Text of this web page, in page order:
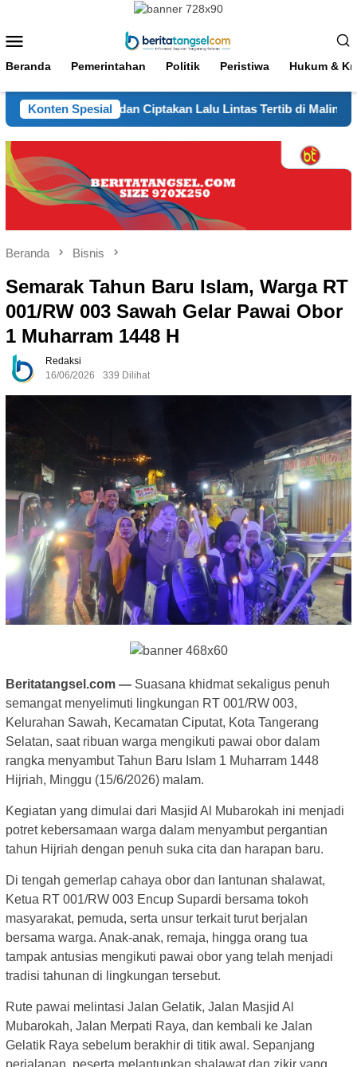
konten
Mobile
Beranda Pemerintahan Politik Peristiwa Hukum &
Konten Spesial
dan Ciptakan Lalu Lintas Tertib di Malinau
Beranda Bisnis
Semarak Tahun Baru Islam, Warga RT
001/RW 003 Sawah Gelar Pawai Obor
1 Muharram 1448 H
Redaksi
16/06/2026
339 Dilihat
Beritatangsel.com — Suasana khidmat sekaligus penuh
semangat menyelimuti lingkungan RT 001/RW 003,
Kelurahan Sawah, Kecamatan Ciputat, Kota Tangerang
Selatan, saat ribuan warga mengikuti pawai obor dalam
rangka menyambut Tahun Baru Islam 1 Muharram 1448
Hijriah, Minggu (15/6/2026) malam.
Kegiatan yang dimulai dari Masjid Al Mubarokah ini menjadi
potret kebersamaan warga dalam menyambut pergantian
tahun Hijriah dengan penuh suka cita dan harapan baru.
Di tengah gemerlap cahaya obor dan lantunan shalawat,
Ketua RT 001/RW 003 Encup Supardi bersama tokoh
masyarakat, pemuda, serta unsur terkait turut berjalan
bersama warga. Anak-anak, remaja, hingga orang tua
tampak antusias mengikuti pawai obor yang telah menjadi
tradisi tahunan di lingkungan tersebut.
Rute pawai melintasi Jalan Gelatik, Jalan Masjid Al
Mubarokah, Jalan Merpati Raya, dan kembali ke Jalan
Gelatik Raya sebelum berakhir di titik awal. Sepanjang